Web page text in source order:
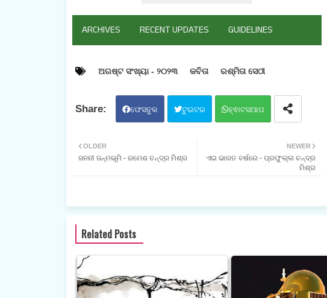
ARCHIVES RECENT UPDATES GUIDELINES
ଅଗଷ୍ଟ ସଂଖ୍ୟା - ୨୦୨୩ କବିତା ରଶ୍ମିତା ସେଠୀ
ଫେସବୁକ ଟୁଇଟର ହ୍ଵାଟସଆପ
NEWER
ଏଇ ଭାରତ ବର୍ଷରେ - ପ୍ରଫୁଲ୍ଲ ଚନ୍ଦ୍ର
ମିଶ୍ର
OLDER
ଜନନୀ ଜନ୍ମଭୂମି - ରମେଶ ଚନ୍ଦ୍ର ମିଶ୍ର
Related Posts